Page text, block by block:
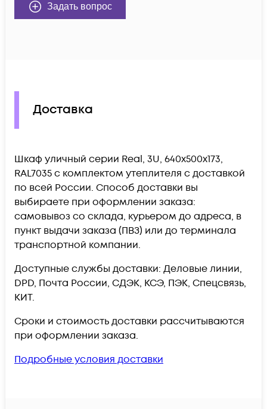
Задать вопрос
Доставка
Шкаф уличный серии Real, 3U, 640х500х173,
RAL7035 с комплектом утеплителя c доставкой
по всей России. Способ доставки вы
выбираете при оформлении заказа:
самовывоз со склада, курьером до адреса, в
пункт выдачи заказа (ПВЗ) или до терминала
транспортной компании.
Доступные службы доставки: Деловые линии,
DPD, Почта России, СДЭК, КСЭ, ПЭК, Спецсвязь,
КИТ.
Сроки и стоимость доставки рассчитываются
при оформлении заказа.
Подробные условия доставки